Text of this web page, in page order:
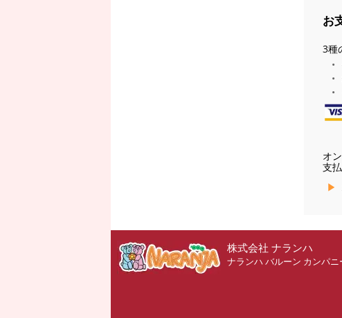
お
3種
オ
支
株式会社 ナランハ
ナランハ バルーン カンパニ